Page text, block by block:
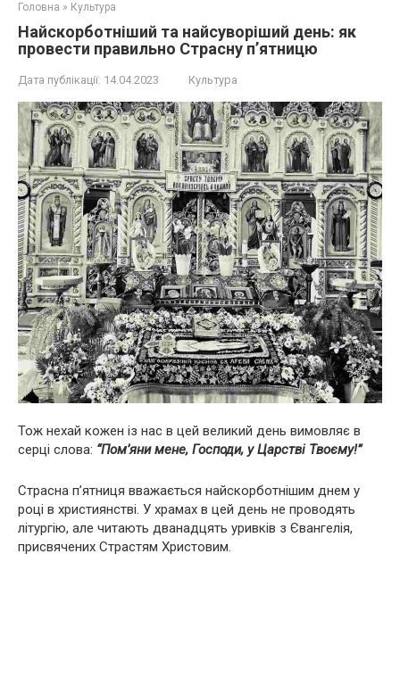
Головна » Культура
Найскорботніший та найсуворіший день: як
провести правильно Страсну п’ятницю
Дата публікації: 14.04.2023 Культура
Тож нехай кожен із нас в цей великий день вимовляє в
серці слова: “Пом’яни мене, Господи, у Царстві Твоєму!”
Страсна п’ятниця вважається найскорботнішим днем у
році в християнстві. У храмах в цей день не проводять
літургію, але читають дванадцять уривків з Євангелія,
присвячених Страстям Христовим.